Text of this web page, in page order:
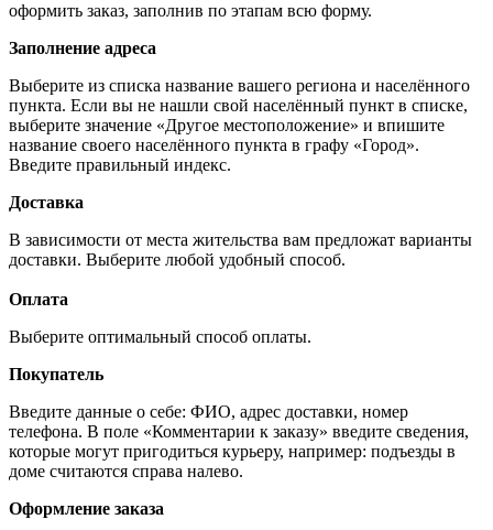
оформить заказ, заполнив по этапам всю форму.
Заполнение адреса
Выберите из списка название вашего региона и населённого
пункта. Если вы не нашли свой населённый пункт в списке,
выберите значение «Другое местоположение» и впишите
название своего населённого пункта в графу «Город».
Введите правильный индекс.
Доставка
В зависимости от места жительства вам предложат варианты
доставки. Выберите любой удобный способ.
Оплата
Выберите оптимальный способ оплаты.
Покупатель
Введите данные о себе: ФИО, адрес доставки, номер
телефона. В поле «Комментарии к заказу» введите сведения,
которые могут пригодиться курьеру, например: подъезды в
доме считаются справа налево.
Оформление заказа